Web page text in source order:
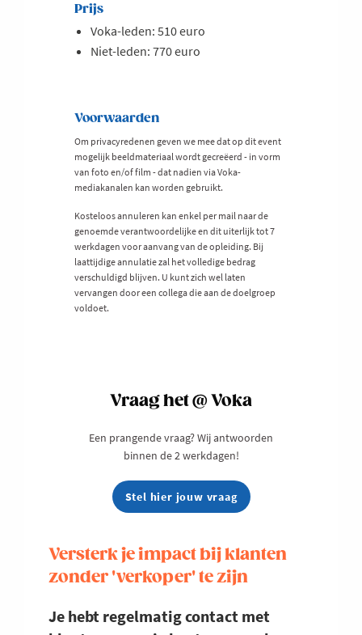
Versterk je impact bij klanten
zonder 'verkoper' te zijn
Je hebt regelmatig contact met
Prijs
Voka-leden: 510 euro
Niet-leden: 770 euro
Voorwaarden
Om privacyredenen geven we mee dat op dit event
mogelijk beeldmateriaal wordt gecreëerd - in vorm
van foto en/of film - dat nadien via Voka-
mediakanalen kan worden gebruikt.
Kosteloos annuleren kan enkel per mail naar de
genoemde verantwoordelijke en dit uiterlijk tot 7
werkdagen voor aanvang van de opleiding. Bij
laattijdige annulatie zal het volledige bedrag
verschuldigd blijven. U kunt zich wel laten
vervangen door een collega die aan de doelgroep
voldoet.
Vraag het @ Voka
Een prangende vraag? Wij antwoorden
binnen de 2 werkdagen!
Stel hier jouw vraag